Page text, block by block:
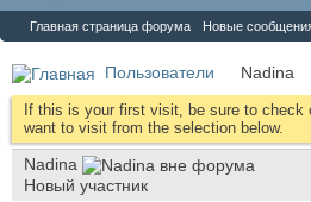
Главная страница форума Новые
Пользователи Nadina
If this is your first visit, be sure to check
want to visit from the selection below.
Nadina
Новый участник